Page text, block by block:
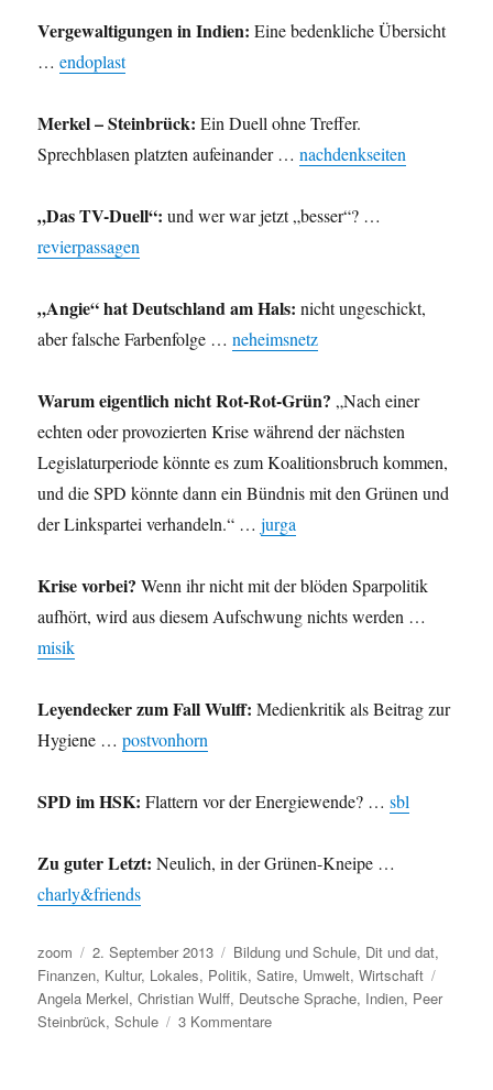
Vergewaltigungen in Indien: Eine bedenkliche Übersicht
…endoplast
Merkel – Steinbrück: Ein Duell ohne Treffer.
Sprechblasen platzten aufeinander …nachdenkseiten
„Das TV-Duell“: und wer war jetzt „besser“? …
revierpassagen
„Angie“ hat Deutschland am Hals: nicht ungeschickt,
aber falsche Farbenfolge …neheimsnetz
Warum eigentlich nicht Rot-Rot-Grün? „Nach einer
echten oder provozierten Krise während der nächsten
Legislaturperiode könnte es zum Koalitionsbruch kommen,
und die SPD könnte dann ein Bündnis mit den Grünen und
der Linkspartei verhandeln.“ …jurga
Krise vorbei? Wenn ihr nicht mit der blöden Sparpolitik
aufhört, wird aus diesem Aufschwung nichts werden …
misik
Leyendecker zum Fall Wulff: Medienkritik als Beitrag zur
Hygiene …postvonhorn
SPD im HSK: Flattern vor der Energiewende? …sbl
Zu guter Letzt: Neulich, in der Grünen-Kneipe …
charly&friends
Autor
zoom
Veröffentlicht
am
2. September 2013 Kategorien
Bildung und Schule, Dit und dat,
Finanzen, Kultur, Lokales, Politik,Satire, Umwelt,Wirtschaft
Angela Merkel,Christian Wulff, Deutsche Sprache, Indien, Peer
Steinbrück,Schule 3 Kommentarezu